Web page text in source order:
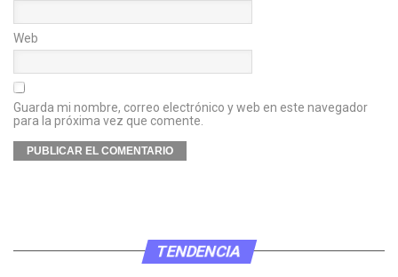
Web
Guarda mi nombre, correo electrónico y web en este navegador
para la próxima vez que comente.
TENDENCIA